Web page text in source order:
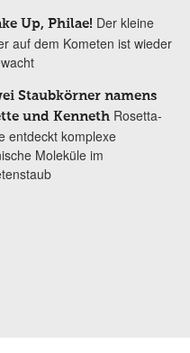
Up, Philae! Der kleine
auf dem Kometen ist wieder
Staubkörner namens
und Kenneth Rosetta-
entdeckt komplexe
Moleküle im